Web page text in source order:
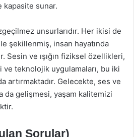
kapasite sunar.
unsurlarıdır. Her ikisi de
şekillenmiş, insan hayatında
Sesin ve ışığın fiziksel özellikleri,
teknolojik uygulamaları, bu iki
artırmaktadır. Gelecekte, ses ve
da gelişmesi, yaşam kalitemizi
Sorular)